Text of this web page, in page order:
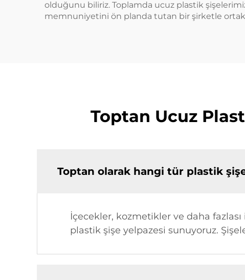
olduğunu biliriz. Toplamda ucuz plastik
memnuniyetini ön planda tutan bir şirketle
Toptan Ucuz
Toptan olarak hangi tür plastik
İçecekler, kozmetikler ve daha
plastik şişe yelpazesi sunuyoruz.